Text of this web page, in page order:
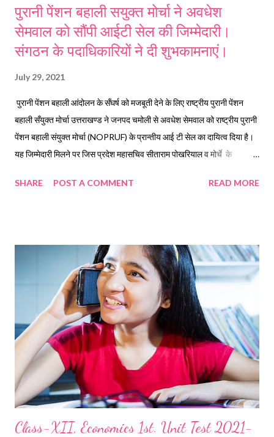
पुरानी पेंशन बहाली सयुक्त मोर्चा ने अवधेश
सेमवाल को सौंपी आईटी सेल की जिम्मेदारी।
संगठन के पदाधिकारियों ने दी शुभकामनाएं।
July 29, 2021
पुरानी पेंशन बहाली आंदोलन के सँघर्ष को मजबूती देने के लिए राष्ट्रीय पुरानी पेंशन
बहाली सँयुक्त मोर्चा उत्तराखण्ड ने जनपद चमोली से अवधेश सेमवाल को राष्ट्रीय पुरानी
पेंशन बहाली संयुक्त मोर्चा (NOPRUF) के प्रान्तीय आई टी सेल का दायित्व दिया है।
यह जिम्मेदारी मिलने पर जिस प्रदेश महासचिव सीताराम पोखरियाल व मोर्चे के
चमोली में शिक्षा विभाग के समर्पित व कर्मठ कर्मचारी हैं। प्रदेश महासचिव सीताराम
सेमवाल के दायित्व निर्वहन से यह लड़ाई अधिक मजबूत होगी। प्रदेश अध्यक्ष
अनिल बडोनी ने कहा कि पुरानी पेंशन बहाली के लिए लगातार युवा कार्मिक भी जुड़ रहे हैं
जिससे पुरानी पेंशन बहाली के सँघर्ष को मजबूती प्राप्त होगी। उन्होंने...
SHARE POST A COMMENT READ MORE
Class-XII, Economics 1st. Unit Test 2021-